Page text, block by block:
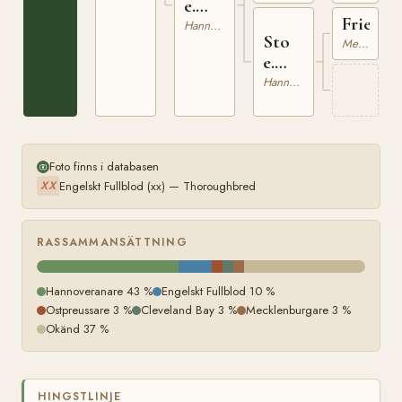
e.
König
Hannoveranare
Sto
e.
Friedländer
Hannoveranare
xx
Mecklenburgare
Foto finns i databasen
XX Engelskt Fullblod (xx) — Thoroughbred
RASSAMMANSÄTTNING
Hannoveranare 43 % Engelskt Fullblod 10 %
Ostpreussare 3 % Cleveland Bay 3 % Mecklenburgare 3 %
Okänd 37 %
HINGSTLINJE